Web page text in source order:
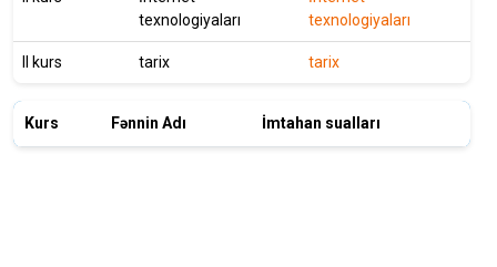
texnologiyaları
texnologiyaları
II kurs tarix tarix
Kurs Fənnin Adı İmtahan sualları